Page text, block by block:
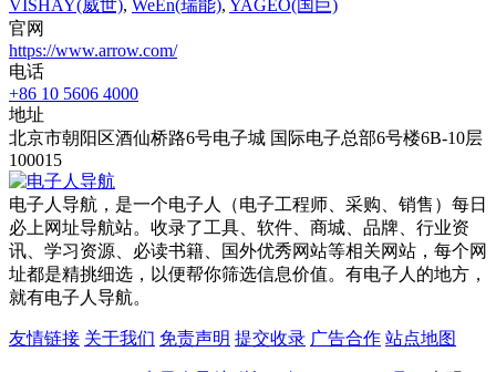
VISHAY(威世), WeEn(瑞能), YAGEO(国巨)
官网
https://www.arrow.com/
电话
+86 10 5606 4000
地址
北京市朝阳区酒仙桥路6号电子城 国际电子总部6号楼6B-10层
100015
电子人导航，是一个电子人（电子工程师、采购、销售）每日
必上网址导航站。收录了工具、软件、商城、品牌、行业资
讯、学习资源、必读书籍、国外优秀网站等相关网站，每个网
址都是精挑细选，以便帮你筛选信息价值。有电子人的地方，
就有电子人导航。
友情链接 关于我们 免责声明 提交收录 广告合作 站点地图